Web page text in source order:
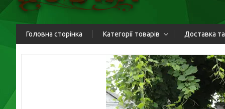
Головна сторінка Категорії товарів Доставка